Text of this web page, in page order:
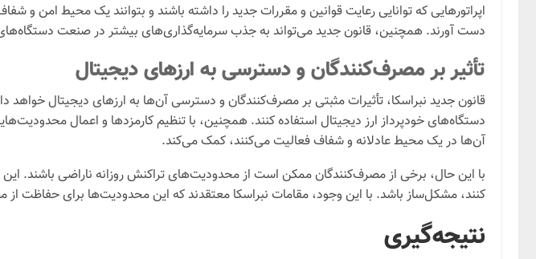
اپراتورهایی که توانایی رعایت قوانین و مقررات جدید را داشته باشند و بتوانند یک محیط امن و
دست آورند. همچنین، قانون جدید می‌تواند به جذب سرمایه‌گذاری‌های بیشتر در صنعت
تأثیر بر مصرف‌کنندگان و دسترسی به ارزهای دیجیتال
قانون جدید نبراسکا، تأثیرات مثبتی بر مصرف‌کنندگان و دسترسی آن‌ها به ارزهای دیجیتال
دستگاه‌های خودپرداز ارز دیجیتال استفاده کنند. همچنین، با تنظیم کارمزدها و اعمال
آن‌ها در یک محیط عادلانه و شفاف فعالیت می‌کنند، کمک می‌کند.
با این حال، برخی از مصرف‌کنندگان ممکن است از محدودیت‌های تراکنش روزانه ناراضی باشند.
کنند، مشکل‌ساز باشد. با این وجود، مقامات نبراسکا معتقدند که این محدودیت‌ها برای حفاظت
نتیجه‌گیری